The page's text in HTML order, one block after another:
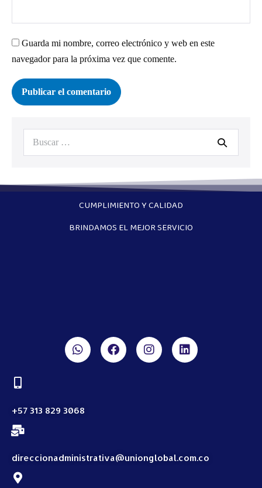
Guarda mi nombre, correo electrónico y web en este
navegador para la próxima vez que comente.
CUMPLIMIENTO Y CALIDAD
BRINDAMOS EL MEJOR SERVICIO
+57 313 829 3068
direccionadministrativa@unionglobal.com.co